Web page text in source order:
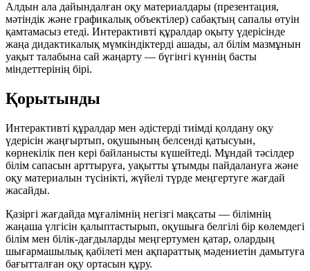
Алдын ала дайындалған оқу материалдары (презентация,
мәтіндік және графикалық объектілер) сабақтың сапалы өтуін
қамтамасыз етеді. Интерактивті құралдар оқыту үдерісінде
жаңа дидактикалық мүмкіндіктерді ашады, ал білім мазмұнын
уақыт талабына сай жаңарту — бүгінгі күннің басты
міндеттерінің бірі.
Қорытынды
Интерактивті құралдар мен әдістерді тиімді қолдану оқу
үдерісін жаңғыртып, оқушының белсенді қатысуын,
көрнекілік пен кері байланысты күшейтеді. Мұндай тәсілдер
білім сапасын арттыруға, уақытты ұтымды пайдалануға және
оқу материалын түсінікті, жүйелі түрде меңгертуге жағдай
жасайды.
Қазіргі жағдайда мұғалімнің негізгі мақсаты — білімнің
жаңаша үлгісін қалыптастырып, оқушыға белгілі бір көлемдегі
білім мен білік-дағдыларды меңгертумен қатар, олардың
шығармашылық қабілеті мен ақпараттық мәдениетін дамытуға
бағытталған оқу ортасын құру.